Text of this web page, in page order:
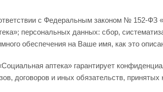
с Федеральным законом № 152-ФЗ
персональных данных: сбор,
обеспечения на Ваше имя, как это
аптека» гарантирует
договоров и иных обязательств,